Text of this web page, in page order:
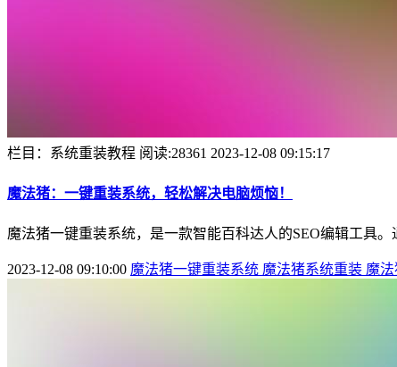
栏目：系统重装教程 阅读:28361 2023-12-08 09:15:17
魔法猪：一键重装系统，轻松解决电脑烦恼！
魔法猪一键重装系统，是一款智能百科达人的SEO编辑工具
2023-12-08 09:10:00 魔法猪一键重装系统 魔法猪系统重装 魔